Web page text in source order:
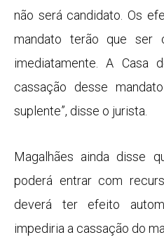
não será candidato. Os
mandato terão que ser
imediatamente. A Casa
cassação desse
suplente”, disse o jurista.
Magalhães ainda disse
poderá entrar com
deverá ter efeito
impediria a cassação do